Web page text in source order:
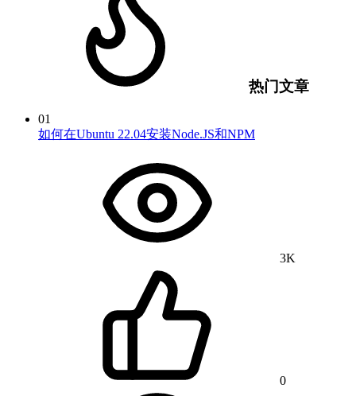
热门文章
01
如何在Ubuntu 22.04安装Node.JS和NPM
3K
0